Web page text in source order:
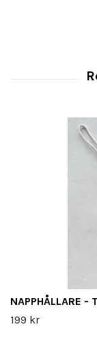
NAPPHÅLLARE
199 kr